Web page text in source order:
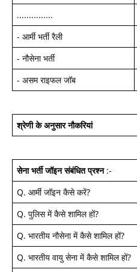
...............
- आर्मी भर्ती रैली
- नौसेना भर्ती
- असम राइफल जॉब
श्रेणी के अनुसार नौकरियां
सेना भर्ती जॉइन संबंधित प्रश्न:-
Q. आर्मी जॉइन कैसे करें?
Q. पुलिस में कैसे शामिल हों?
Q. भारतीय नौसेना में कैसे शामिल हों?
Q. भारतीय वायु सेना में कैसे शामिल हों?